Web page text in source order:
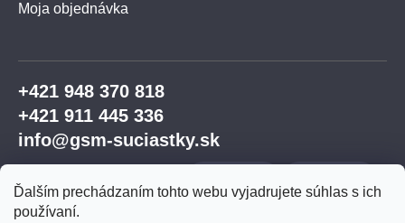
Ďalším prechádzaním tohto webu vyjadrujete súhlas s ich
používaní.
Moja objednávka
+421 948 370 818
+421 911 445 336
info@gsm-suciastky.sk